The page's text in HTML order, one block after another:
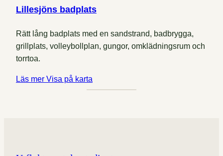
Lillesjöns badplats
Rätt lång badplats med en sandstrand, badbrygga,
grillplats, volleybollplan, gungor, omklädningsrum och
torrtoa.
Läs mer Visa på karta